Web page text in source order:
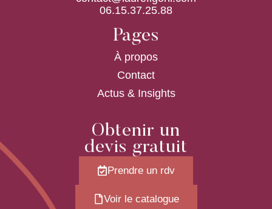
06.15.37.25.88
Pages
À propos
Contact
Actus & Insights
Obtenir un
devis gratuit
Prendre un rdv
Voir le catalogue